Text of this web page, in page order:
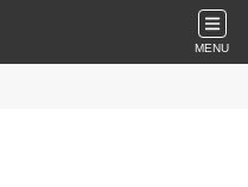
MENU